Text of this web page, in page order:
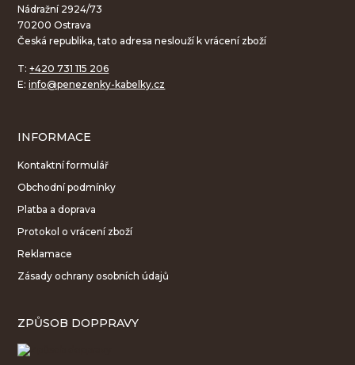
Nádražní 2924/73
70200 Ostrava
Česká republika, tato adresa neslouží k vrácení zboží
T:+420 731 115 206
E:info@penezenky-kabelky.cz
INFORMACE
Kontaktní formulář
Obchodní podmínky
Platba a doprava
Protokol o vrácení zboží
Reklamace
Zásady ochrany osobních údajů
ZPŮSOB DOPPRAVY